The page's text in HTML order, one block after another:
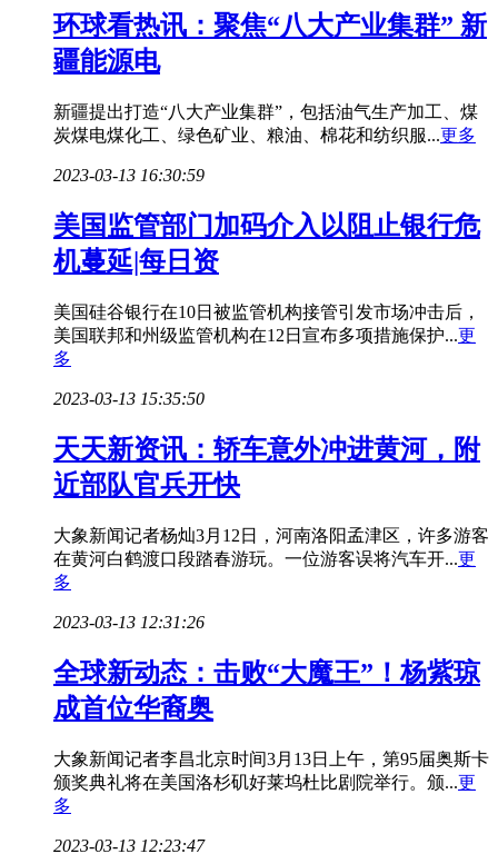
环球看热讯：聚焦“八大产业集群” 新
疆能源电
新疆提出打造“八大产业集群”，包括油气生产加工、煤
炭煤电煤化工、绿色矿业、粮油、棉花和纺织服...更多
2023-03-13 16:30:59
美国监管部门加码介入以阻止银行危
机蔓延|每日资
美国硅谷银行在10日被监管机构接管引发市场冲击后，
美国联邦和州级监管机构在12日宣布多项措施保护...更
多
2023-03-13 15:35:50
天天新资讯：轿车意外冲进黄河，附
近部队官兵开快
大象新闻记者杨灿3月12日，河南洛阳孟津区，许多游客
在黄河白鹤渡口段踏春游玩。一位游客误将汽车开...更
多
2023-03-13 12:31:26
全球新动态：击败“大魔王”！杨紫琼
成首位华裔奥
大象新闻记者李昌北京时间3月13日上午，第95届奥斯卡
颁奖典礼将在美国洛杉矶好莱坞杜比剧院举行。颁...更
多
2023-03-13 12:23:47